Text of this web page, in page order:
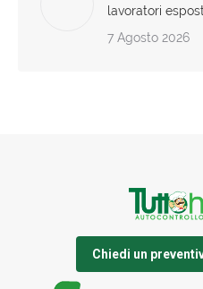
lavoratori
7 Agosto 2026
Chiedi un